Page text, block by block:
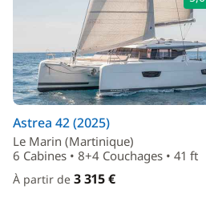
Astrea 42 (2025)
Le Marin (Martinique)
6 Cabines • 8+4 Couchages • 41 ft
À partir de 3 315 €